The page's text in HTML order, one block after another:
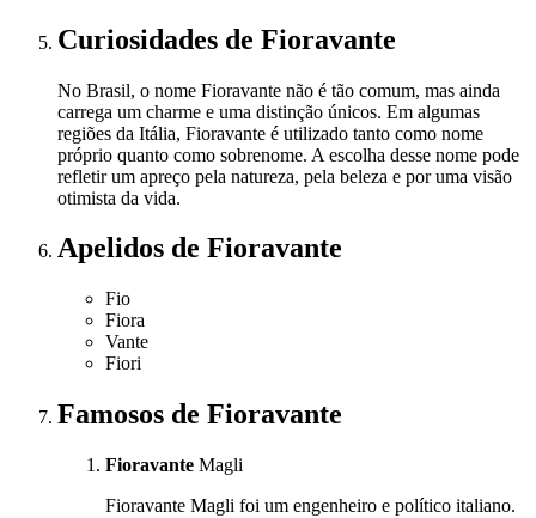
Curiosidades de Fioravante
No Brasil, o nome Fioravante não é tão comum, mas ainda
carrega um charme e uma distinção únicos. Em algumas
regiões da Itália, Fioravante é utilizado tanto como nome
próprio quanto como sobrenome. A escolha desse nome pode
refletir um apreço pela natureza, pela beleza e por uma visão
otimista da vida.
Apelidos de Fioravante
Fio
Fiora
Vante
Fiori
Famosos de Fioravante
Fioravante Magli
Fioravante Magli foi um engenheiro e político italiano.